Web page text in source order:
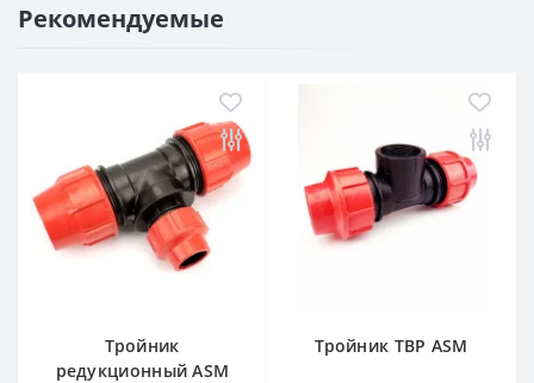
Рекомендуемые
Тройник
редукционный ASM
Тройник ТВР ASM